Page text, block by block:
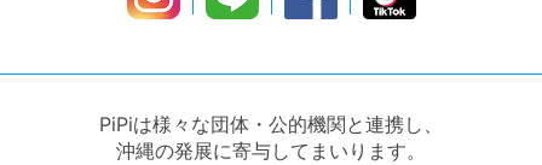
PiPiは様々な団体・公的機関と連携し、
沖縄の発展に寄与してまいります。